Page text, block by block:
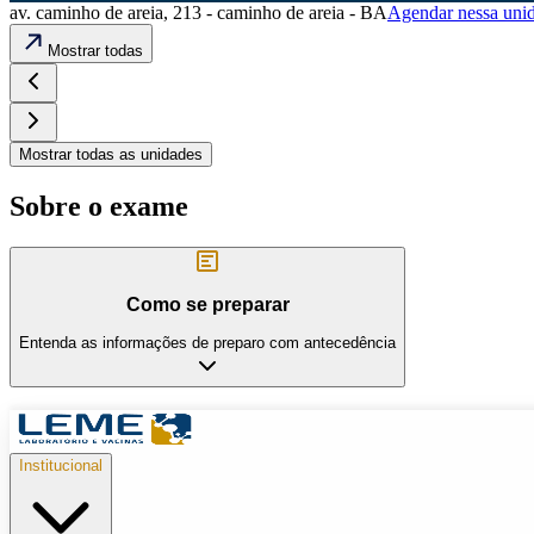
av. caminho de areia, 213 - caminho de areia - BAAgendar nessa
Mostrar todas
Mostrar todas as unidades
Sobre o exame
Como se preparar
Entenda as informações de preparo com antecedência
Institucional